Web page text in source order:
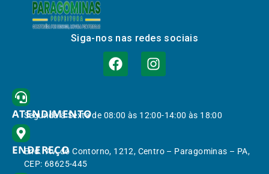
Siga-nos nas redes sociais
ATENDIMENTO
Segunda à Sexta de 08:00 às 12:00-14:00 às 18:00
ENDEREÇO
End.: Av. do Contorno, 1212, Centro – Paragominas – PA,
CEP: 68625-445